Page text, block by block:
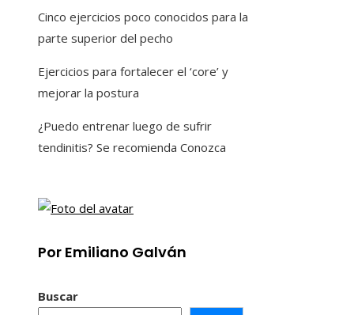
Cinco ejercicios poco conocidos para la
parte superior del pecho
Ejercicios para fortalecer el ‘core’ y
mejorar la postura
¿Puedo entrenar luego de sufrir
tendinitis? Se recomienda Conozca
Por Emiliano Galván
Buscar